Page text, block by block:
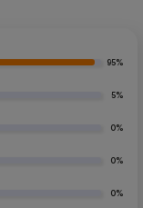
95%
5%
0%
0%
0%